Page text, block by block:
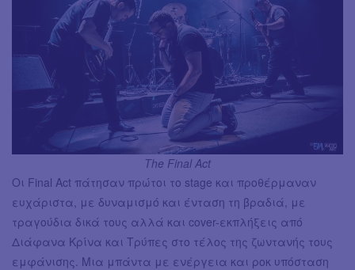
The Final Act
Οι Final Act πάτησαν πρώτοι το stage και προθέρμαναν
ευχάριστα, με δυναμισμό και ένταση τη βραδιά, με
τραγούδια δικά τους αλλά και cover-εκπλήξεις από
Διάφανα Κρίνα και Τρύπες στο τέλος της ζωντανής τους
εμφάνισης. Μια μπάντα με ενέργεια και ροκ υπόσταση